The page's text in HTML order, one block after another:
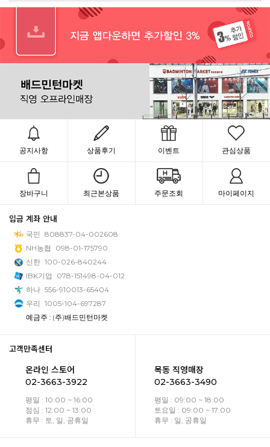
공지사항 상품후기 이벤트 관심상품
장바구니 최근본상품 주문조회 마이페이지
입금 계좌 안내
국민 808837-04-002608
NH농협
098-01-175790
신한 100-026-840244
IBK기업
078-151498-04-012
하나 556-910013-65404
우리 1005-104-697287
예금주 : (주)배드민턴마켓
고객만족센터
온라인 스토어
02-3663-3922
평일 : 10:00 ~ 16:00
점심 : 12:00 ~ 13:00
휴무 : 토, 일, 공휴일
목동 직영매장
02-3663-3490
평일 : 09:00 ~ 18:00
토요일 : 09:00 ~ 17:00
휴무 : 일, 공휴일